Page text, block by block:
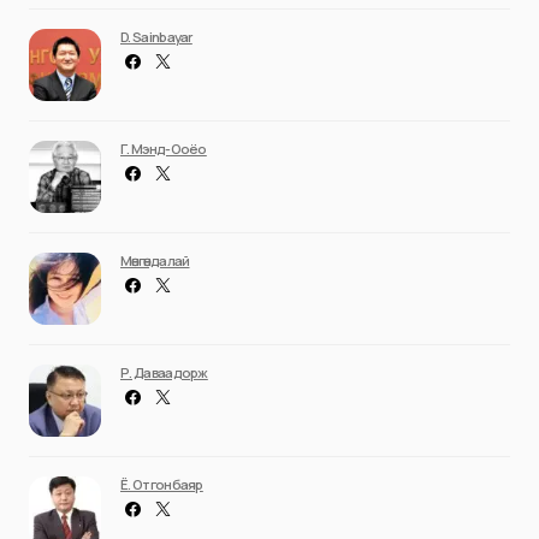
D. Sainbayar
Г. Мэнд-Ооёо
Мөнгөндалай
Р. Даваадорж
Ё. Отгонбаяр